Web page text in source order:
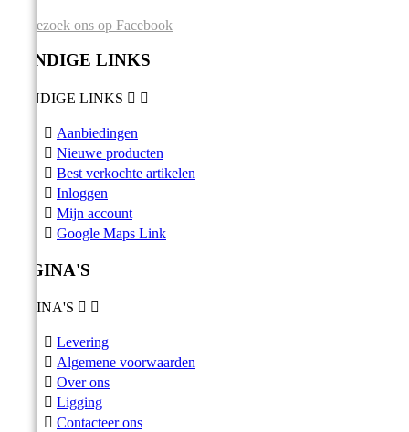
Bezoek ons op Facebook
HANDIGE LINKS
HANDIGE LINKS  
 Aanbiedingen
 Nieuwe producten
 Best verkochte artikelen
 Inloggen
 Mijn account
 Google Maps Link
PAGINA'S
PAGINA'S  
 Levering
 Algemene voorwaarden
 Over ons
 Ligging
 Contacteer ons